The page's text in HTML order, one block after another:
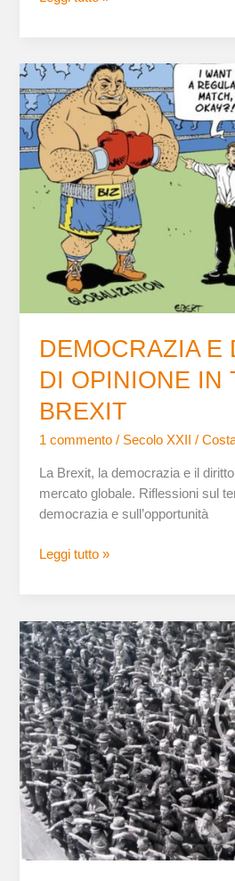
DEMOCRAZIA E
DI OPINIONE IN
BREXIT
1 commento / Secolo XXII /
La Brexit, la democrazia e il
mercato globale. Riflessioni sul
democrazia e sull’opportunità
DEMOCRAZIA
E
DIRITTO
DI
OPINIONE
IN
TEMPO
BREXIT
Leggi tutto »
REDDITO
UNIVERSALE
E
UOMO
DEL
FUTURO,
MA
CHI
IMMAGINA
QUALE
SARÀ?